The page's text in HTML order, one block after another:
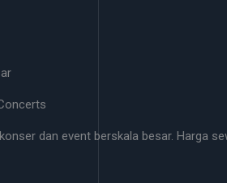
dan event berskala besar. Harga